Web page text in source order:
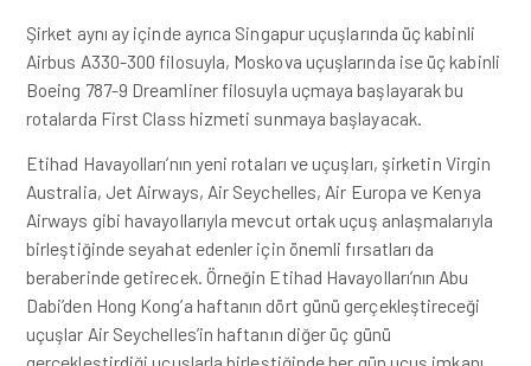
Şirket aynı ay içinde ayrıca Singapur uçuşlarında üç kabinli
Airbus A330-300 filosuyla, Moskova uçuşlarında ise üç kabinli
Boeing 787-9 Dreamliner filosuyla uçmaya başlayarak bu
rotalarda First Class hizmeti sunmaya başlayacak.
Etihad Havayolları’nın yeni rotaları ve uçuşları, şirketin Virgin
Australia, Jet Airways, Air Seychelles, Air Europa ve Kenya
Airways gibi havayollarıyla mevcut ortak uçuş anlaşmalarıyla
birleştiğinde seyahat edenler için önemli fırsatları da
beraberinde getirecek. Örneğin Etihad Havayolları’nın Abu
Dabi’den Hong Kong’a haftanın dört günü gerçekleştireceği
uçuşlar Air Seychelles’in haftanın diğer üç günü